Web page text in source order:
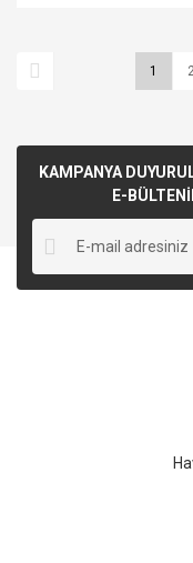
1
KAMPANYA
E-